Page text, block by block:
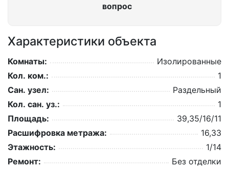
вопрос
Характеристики объекта
Комнаты:
Изолированные
Кол. ком.:
1
Сан. узел:
Раздельный
Кол. сан. уз.:
1
Площадь:
39,35/16/11
Расшифровка метража:
16,33
Этажность:
1/14
Ремонт:
Без отделки